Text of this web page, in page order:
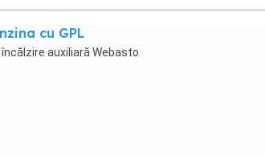
cu GPL
auxiliară Webasto